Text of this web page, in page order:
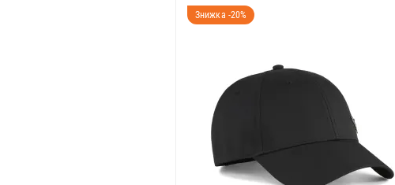
Знижка -20%